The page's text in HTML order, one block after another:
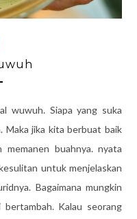
wuwuh. Siapa yang suka
Maka jika kita berbuat baik
buahnya. nyata
untuk menjelaskan
Bagaimana mungkin
bertambah. Kalau seorang